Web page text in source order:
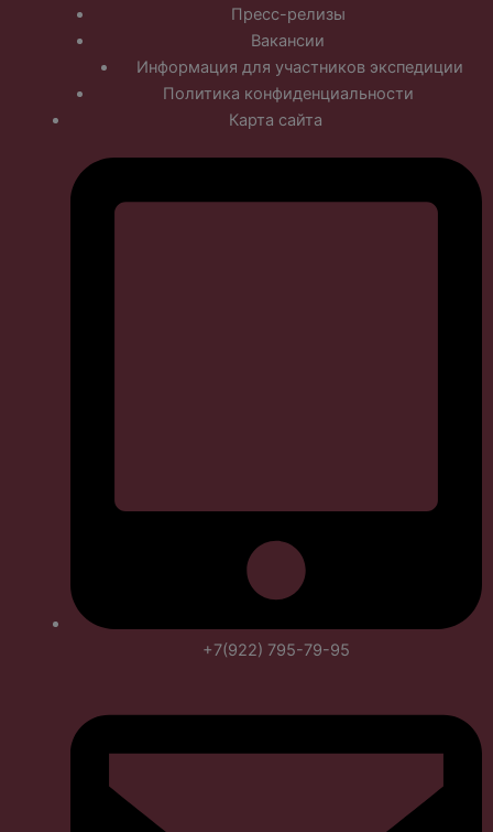
Пресс-релизы
Вакансии
Информация для участников экспедиции
Политика конфиденциальности
Карта сайта
+7(922) 795-79-95